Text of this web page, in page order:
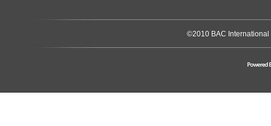
©2010 BAC International